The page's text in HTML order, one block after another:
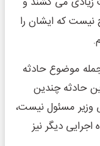
نیست که ایشان را
جمله موضوع حادثه
حادثه چندین
وزیر مسئول نیست،
دیگر نیز